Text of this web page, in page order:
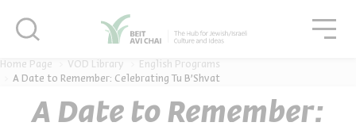
Home Page VOD Library
English Programs
A Date to Remember: Celebrating Tu B’Shvat
A Date to Remember: